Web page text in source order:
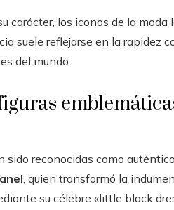
carácter, los iconos de la
suele reflejarse en la rapidez
del mundo.
sido reconocidas como
, quien transformó la
su célebre «little black